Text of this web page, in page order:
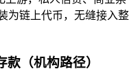
为链上代币，无缝接入整
（机构路径）